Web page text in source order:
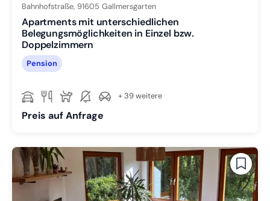
Bahnhofstraße, 91605 Gallmersgarten
Apartments mit unterschiedlichen
Belegungsmöglichkeiten in Einzel bzw.
Doppelzimmern
Pension
+ 39 weitere
Preis auf Anfrage